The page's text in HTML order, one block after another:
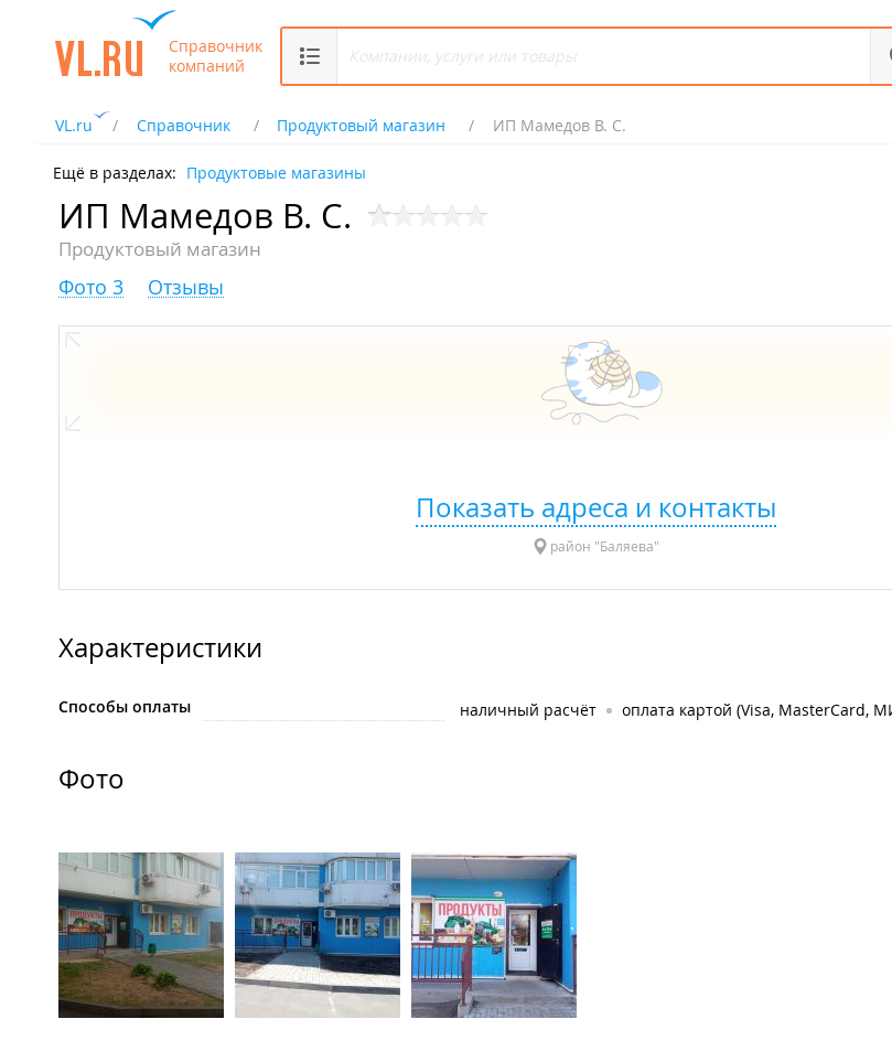
Справочник
компаний
VL.ru Справочник Продуктовый магазин ИП Мамедов В. С.
Ещё в разделах: Продуктовые магазины
ИП Мамедов В. С.
Продуктовый магазин
Фото 3 Отзывы
Показать адреса и контакты
район "Баляева"
Характеристики
Способы оплаты наличный расчёт оплата картой (Visa, MasterCard,
Фото